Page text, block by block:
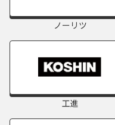
ノーリツ
工進